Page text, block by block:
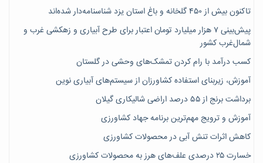
تاکنون بیش از ۴۵۰ گلخانه و باغ استان یزد شناسنامه‌دار شده‌اند
پیش‌بینی ۷‌ هزار میلیارد تومان اعتبار برای طرح آبیاری و زهکشی غرب و
شمال‌غرب کشور
کسب درآمد با رام کردن تمشک‌های وحشی در گلستان
آموزش، زیربنای استفاده کشاورزان از سیستم‌های آبیاری نوین
برداشت برنج از ۵۵ درصد اراضی شالیکاری گیلان
آموزش و ترویج مهم‌ترین برنامه جهاد کشاورزی
کاهش اثرات تنش آبی در محصولات کشاورزی
خسارت ۲۵ درصدی علف‌های هرز به محصولات کشاورزی